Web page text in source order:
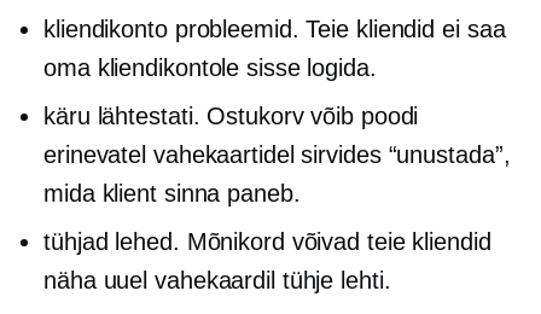
kliendikonto probleemid. Teie kliendid ei saa
oma kliendikontole sisse logida.
käru lähtestati. Ostukorv võib poodi
erinevatel vahekaartidel sirvides “unustada”,
mida klient sinna paneb.
tühjad lehed. Mõnikord võivad teie kliendid
näha uuel vahekaardil tühje lehti.